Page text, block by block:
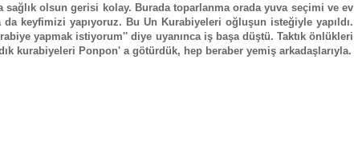
olsun gerisi kolay. Burada toparlanma orada yuva seçimi ve ev
keyfimizi yapıyoruz. Bu Un Kurabiyeleri oğluşun isteğiyle yapıldı.
yapmak istiyorum'' diye uyanınca iş başa düştü. Taktık önlükleri
kurabiyeleri Ponpon' a götürdük, hep beraber yemiş arkadaşlarıyla.